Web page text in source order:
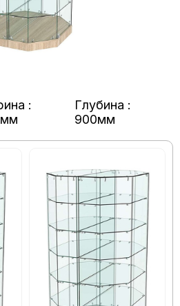
:
Глубина :
900мм